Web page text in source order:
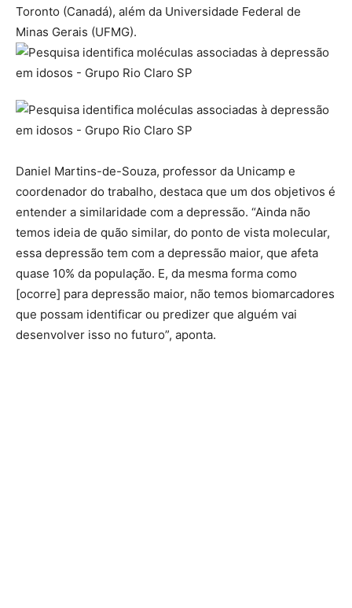
Toronto (Canadá), além da Universidade Federal de
Minas Gerais (UFMG).
Daniel Martins-de-Souza, professor da Unicamp e
coordenador do trabalho, destaca que um dos objetivos é
entender a similaridade com a depressão. “Ainda não
temos ideia de quão similar, do ponto de vista molecular,
essa depressão tem com a depressão maior, que afeta
quase 10% da população. E, da mesma forma como
[ocorre] para depressão maior, não temos biomarcadores
que possam identificar ou predizer que alguém vai
desenvolver isso no futuro”, aponta.